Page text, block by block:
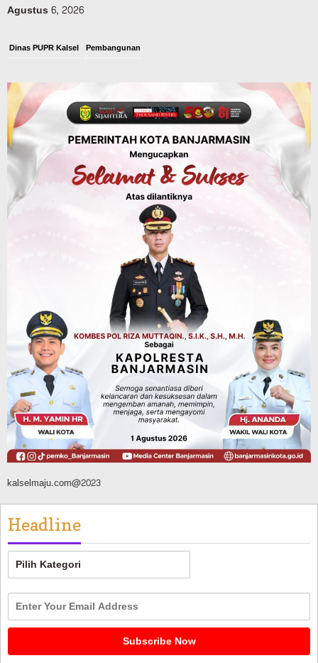
Agustus 6, 2026
Dinas PUPR Kalsel Pembangunan
Pemerintah Janji Tingkatkan Fasilitas
Keselamatan Jalan Alternatif
Banjarbaru–Batulicin
Agustus 6, 2026
Dinas Kehutanan Kalsel
Tahura Sultan Adam Sempat Alami
Kebakaran Lahan, Api Berhasil
Dipadamkan, Kadishut Kalsel
Memimpin Langsung Aksi di Lapangan
Advertorial Pemkab Balangan
Silaturahmi ke DPRD Balangan, Kapolres
AKBP Arif Mansyur Perkuat Koordinasi
Keamanan Daerah
Agustus 6, 2026
kalselmaju.com@2023
Headline
Headline